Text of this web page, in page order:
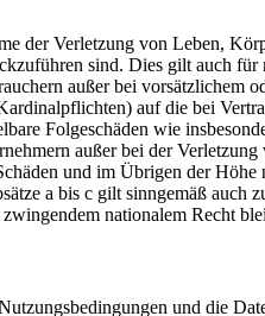
der Verletzung von Leben,
sind. Dies gilt auch
außer bei vorsätzlichem
auf die bei
Folgeschäden wie
außer bei der
und im Übrigen der
a bis c gilt sinngemäß auch
nationalem Recht
und die